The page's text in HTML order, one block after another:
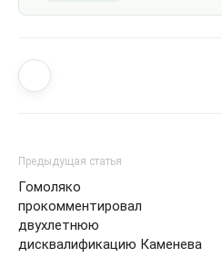
Предыдущая статья
Гомоляко
прокомментировал
двухлетнюю
дисквалификацию Каменева